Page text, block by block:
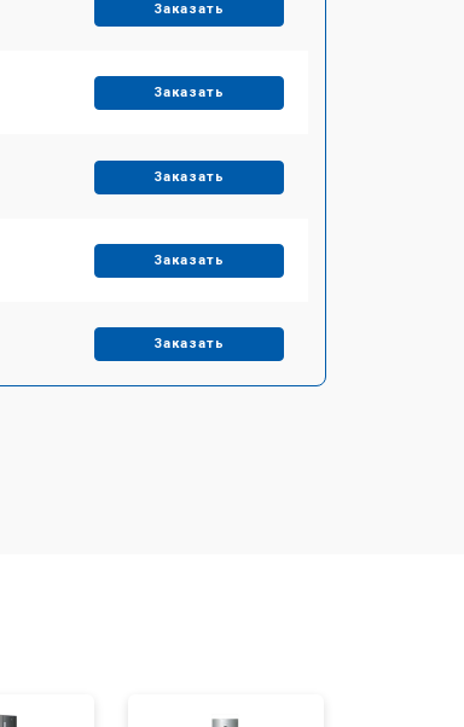
Заказать
Заказать
Заказать
Заказать
Заказать